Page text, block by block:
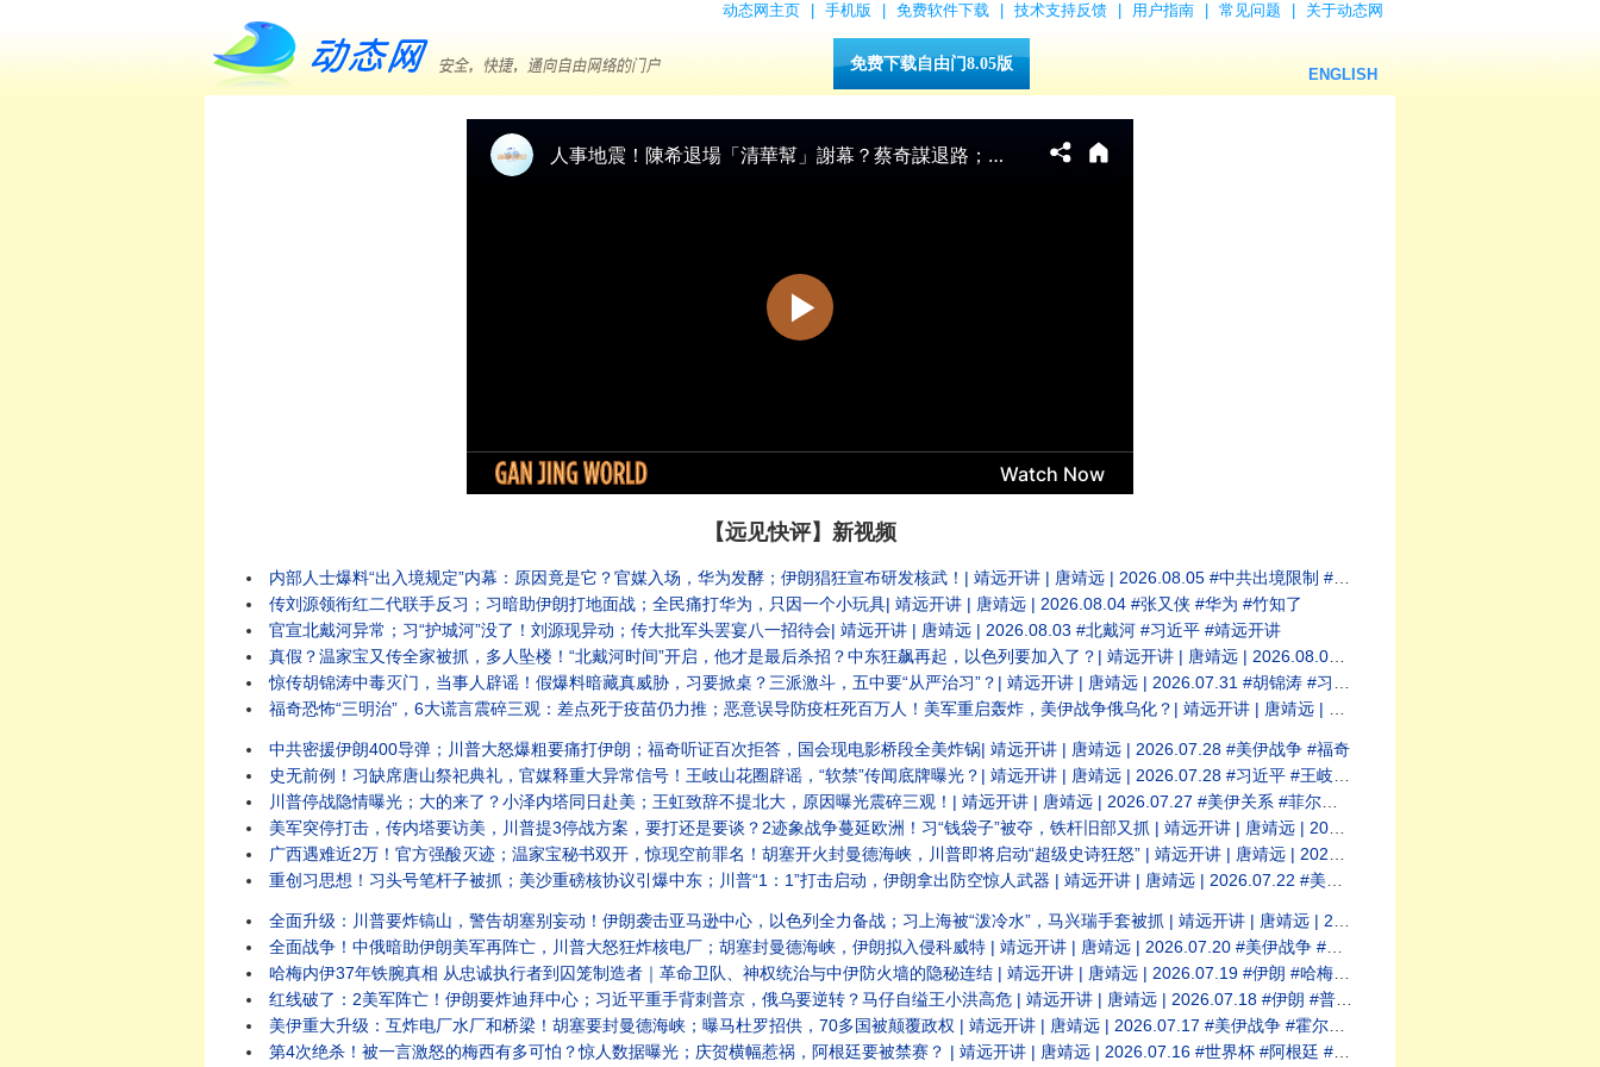
动态网主页 手机版 免费软件下载 技术支持反馈 用户指南 常见问题 关于动态网
免费下载自由门8.05版
ENGLISH
【远见快评】新视频
内部人士爆料“出入境规定”内幕：原因竟是它？官媒入场，华为发酵；伊朗猖狂宣布研发核武！| 靖远开讲 | 唐靖远 | 2026.08.05 #中共出境限制 #闭关锁国 #竹知了 #华为
传刘源领衔红二代联手反习；习暗助伊朗打地面战；全民痛打华为，只因一个小玩具| 靖远开讲 | 唐靖远 | 2026.08.04 #张又侠 #华为 #竹知了
官宣北戴河异常；习“护城河”没了！刘源现异动；传大批军头罢宴八一招待会| 靖远开讲 | 唐靖远 | 2026.08.03 #北戴河 #习近平 #靖远开讲
真假？温家宝又传全家被抓，多人坠楼！“北戴河时间”开启，他才是最后杀招？中东狂飙再起，以色列要加入了？| 靖远开讲 | 唐靖远 | 2026.08.01 #温家宝 #习近平 #北戴河
惊传胡锦涛中毒灭门，当事人辟谣！假爆料暗藏真威胁，习要掀桌？三派激斗，五中要“从严治习”？| 靖远开讲 | 唐靖远 | 2026.07.31 #胡锦涛 #习近平 #五中全会
福奇恐怖“三明治”，6大谎言震碎三观：差点死于疫苗仍力推；恶意误导防疫枉死百万人！美军重启轰炸，美伊战争俄乌化？| 靖远开讲 | 唐靖远 | 2026.07.29 #福奇 #Fauci #美伊冲突
中共密援伊朗400导弹；川普大怒爆粗要痛打伊朗；福奇听证百次拒答，国会现电影桥段全美炸锅| 靖远开讲 | 唐靖远 | 2026.07.28 #美伊战争 #福奇
史无前例！习缺席唐山祭祀典礼，官媒释重大异常信号！王岐山花圈辟谣，“软禁”传闻底牌曝光？| 靖远开讲 | 唐靖远 | 2026.07.28 #习近平 #王岐山 #北戴河会议
川普停战隐情曝光；大的来了？小泽内塔同日赴美；王虹致辞不提北大，原因曝光震碎三观！| 靖远开讲 | 唐靖远 | 2026.07.27 #美伊关系 #菲尔兹奖 #王虹
美军突停打击，传内塔要访美，川普提3停战方案，要打还是要谈？2迹象战争蔓延欧洲！习“钱袋子”被夺，铁杆旧部又抓 | 靖远开讲 | 唐靖远 | 2026.07.25 #美伊战争 #川普 #中共内斗
广西遇难近2万！官方强酸灭迹；温家宝秘书双开，惊现空前罪名！胡塞开火封曼德海峡，川普即将启动“超级史诗狂怒” | 靖远开讲 | 唐靖远 | 2026.07.23 #横州溃坝 #三峡大坝
重创习思想！习头号笔杆子被抓；美沙重磅核协议引爆中东；川普“1：1”打击启动，伊朗拿出防空惊人武器 | 靖远开讲 | 唐靖远 | 2026.07.22 #美伊战争 #习近平 #中共权斗
全面升级：川普要炸镐山，警告胡塞别妄动！伊朗袭击亚马逊中心，以色列全力备战；习上海被“泼冷水”，马兴瑞手套被抓 | 靖远开讲 | 唐靖远 | 2026.07.21 #美伊战争 #伊朗核设施
全面战争！中俄暗助伊朗美军再阵亡，川普大怒狂炸核电厂；胡塞封曼德海峡，伊朗拟入侵科威特 | 靖远开讲 | 唐靖远 | 2026.07.20 #美伊战争 #霍尔木兹海峡
哈梅内伊37年铁腕真相 从忠诚执行者到囚笼制造者｜革命卫队、神权统治与中伊防火墙的隐秘连结 | 靖远开讲 | 唐靖远 | 2026.07.19 #伊朗 #哈梅内伊
红线破了：2美军阵亡！伊朗要炸迪拜中心；习近平重手背刺普京，俄乌要逆转？马仔自缢王小洪高危 | 靖远开讲 | 唐靖远 | 2026.07.18 #伊朗 #普京 #俄乌
美伊重大升级：互炸电厂水厂和桥梁！胡塞要封曼德海峡；曝马杜罗招供，70多国被颠覆政权 | 靖远开讲 | 唐靖远 | 2026.07.17 #美伊战争 #霍尔木兹海峡 #川普
第4次绝杀！被一言激怒的梅西有多可怕？惊人数据曝光；庆贺横幅惹祸，阿根廷要被禁赛？ | 靖远开讲 | 唐靖远 | 2026.07.16 #世界杯 #阿根廷 #梅西